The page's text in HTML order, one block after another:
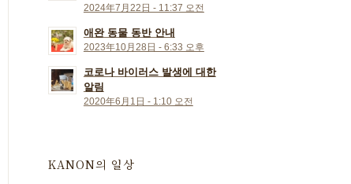
2024年7月22日 - 11:37 오전
애완 동물 동반 안내
2023年10月28日 - 6:33 오후
코로나 바이러스 발생에 대한
알림
2020年6月1日 - 1:10 오전
KANON의 일상